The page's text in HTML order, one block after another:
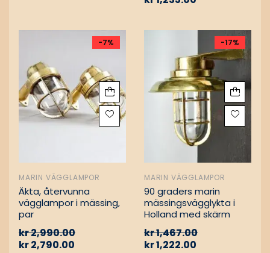
-7%
MARIN VÄGGLAMPOR
Äkta, återvunna
vägglampor i mässing,
par
kr2,990.00
kr2,790.00
-17%
MARIN VÄGGLAMPOR
90 graders marin
mässingsvägglykta i
Holland med skärm
kr1,467.00
kr1,222.00